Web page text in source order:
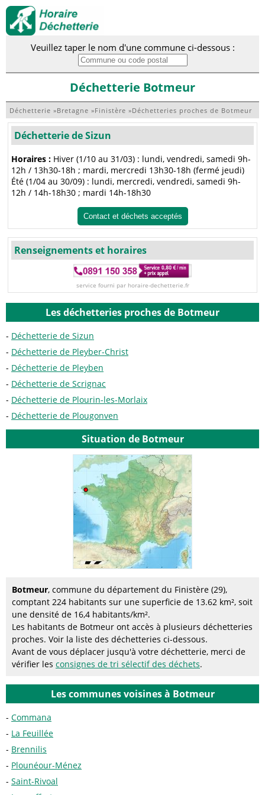
Veuillez taper le nom d'une commune ci-dessous :
Déchetterie Botmeur
Déchetterie »Bretagne »Finistère »Déchetteries proches de Botmeur
Déchetterie de Sizun
Horaires : Hiver (1/10 au 31/03) : lundi, vendredi, samedi 9h-
12h / 13h30-18h ; mardi, mercredi 13h30-18h (fermé jeudi)
Été (1/04 au 30/09) : lundi, mercredi, vendredi, samedi 9h-
12h / 14h-18h30 ; mardi 14h-18h30
Contact et déchets acceptés
Renseignements et horaires
service fourni par horaire-dechetterie.fr
Les déchetteries proches de Botmeur
Déchetterie de Sizun
Déchetterie de Pleyber-Christ
Déchetterie de Pleyben
Déchetterie de Scrignac
Déchetterie de Plourin-les-Morlaix
Déchetterie de Plougonven
Situation de Botmeur
Botmeur, commune du département du Finistère (29),
comptant 224 habitants sur une superficie de 13.62 km², soit
une densité de 16,4 habitants/km².
Les habitants de Botmeur ont accès à plusieurs déchetteries
proches. Voir la liste des déchetteries ci-dessous.
Avant de vous déplacer jusqu'à votre déchetterie, merci de
vérifier les consignes de tri sélectif des déchets.
Les communes voisines à Botmeur
Commana
La Feuillée
Brennilis
Plounéour-Ménez
Saint-Rivoal